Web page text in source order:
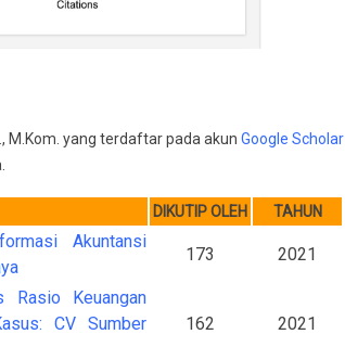
M.Kom. yang terdaftar pada akun Google Scholar
DIKUTIP OLEH TAHUN
Akuntansi
173 2021
Rasio Keuangan
CV Sumber
162 2021